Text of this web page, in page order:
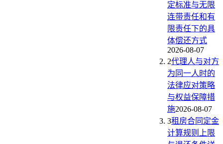
定标准与无限
连带责任和有
限责任下的具
体偿还方式
2026-08-07
2代理人与对方
为同一人时的
法律应对策略
与权益保障措
施2026-08-07
3租房合同定金
计算规则上限